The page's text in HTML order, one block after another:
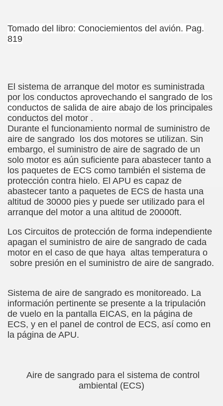
Tomado del libro: Conociemientos del avión. Pag.
819
El sistema de arranque del motor es suministrada
por los conductos aprovechando el sangrado de los
conductos de salida de aire abajo de los principales
conductos del motor .
Durante el funcionamiento normal de suministro de
aire de sangrado los dos motores se utilizan. Sin
embargo, el suministro de aire de sagrado de un
solo motor es aún suficiente para abastecer tanto a
los paquetes de ECS como también el sistema de
protección contra hielo. El APU es capaz de
abastecer tanto a paquetes de ECS de hasta una
altitud de 30000 pies y puede ser utilizado para el
arranque del motor a una altitud de 20000ft.
Los Circuitos de protección de forma independiente
apagan el suministro de aire de sangrado de cada
motor en el caso de que haya altas temperatura o
sobre presión en el suministro de aire de sangrado.
Sistema de aire de sangrado es monitoreado. La
información pertinente se presente a la tripulación
de vuelo en la pantalla EICAS, en la página de
ECS, y en el panel de control de ECS, así como en
la página de APU.
Aire de sangrado para el sistema de control
ambiental (ECS)